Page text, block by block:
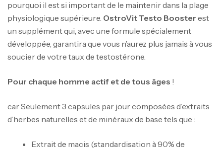
pourquoi il est si important de le maintenir dans la plage
physiologique supérieure. OstroVit Testo Booster est
un supplément qui, avec une formule spécialement
développée, garantira que vous n’aurez plus jamais à vous
soucier de votre taux de testostérone.
Pour chaque homme actif et de tous âges !
car Seulement 3 capsules par jour composées d’extraits
d’herbes naturelles et de minéraux de base tels que :
Extrait de macis (standardisation à 90% de